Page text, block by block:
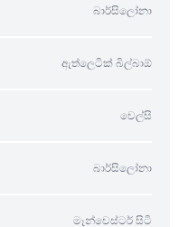
බාර්සිලෝනා
ඇත්ලෙටික් බිල්බාඕ
චෙල්සි
බාර්සිලෝනා
මෑන්චෙස්ටර් සිටි